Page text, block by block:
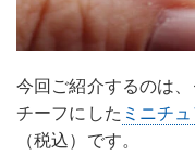
今回ご紹介するのは
チーフにした ミニチ
（税込）です。